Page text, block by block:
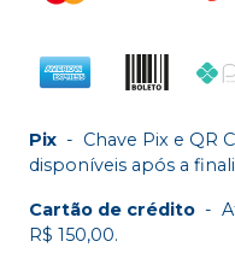
Pix - Chave Pix e QR
disponíveis após a
Cartão de crédito -
R$ 150,00.